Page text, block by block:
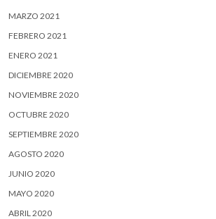
MARZO 2021
FEBRERO 2021
ENERO 2021
DICIEMBRE 2020
NOVIEMBRE 2020
OCTUBRE 2020
SEPTIEMBRE 2020
AGOSTO 2020
JUNIO 2020
MAYO 2020
ABRIL 2020